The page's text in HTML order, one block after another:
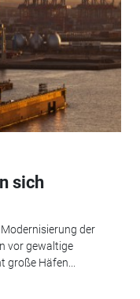
sich
der
vor gewaltige
große Häfen...